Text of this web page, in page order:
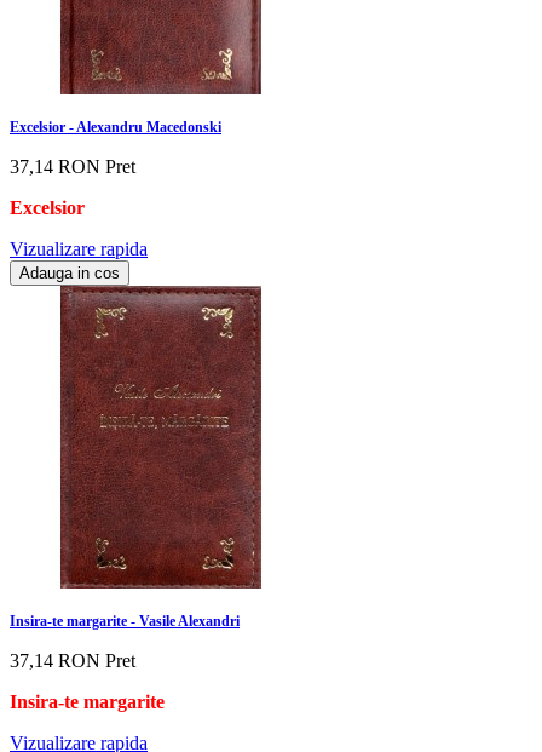
Excelsior - Alexandru Macedonski
37,14 RON Pret
Excelsior
Vizualizare rapida
Adauga in cos
Insira-te margarite - Vasile Alexandri
37,14 RON Pret
Insira-te margarite
Vizualizare rapida